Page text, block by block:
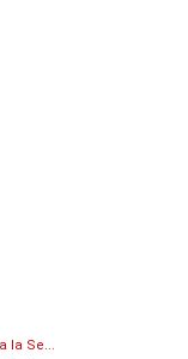
la Se...